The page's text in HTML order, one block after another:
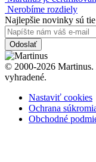
Nerobíme rozdiely
Najlepšie novinky sú
Odoslať
© 2000-2026 Martinus.
vyhradené.
Nastaviť cookies
Ochrana
Obchodné